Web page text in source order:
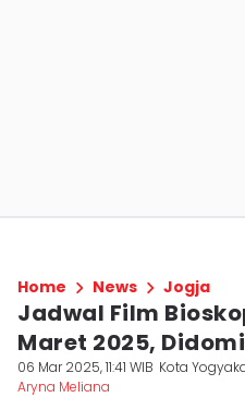
Home News Jogja
Jadwal Film
Maret 2025,
06 Mar 2025, 11:41 WIB Kota
Aryna Meliana